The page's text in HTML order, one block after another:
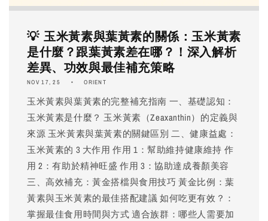
💡 玉米黃素與葉黃素的關係：玉米黃素
是什麼？跟葉黃素差在哪？！深入解析
差異、功效與最佳補充策略
NOV 17, 25 ORIENT
玉米黃素與葉黃素的完整補充指南 一、基礎認知：
玉米黃素是什麼？ 玉米黃素（Zeaxanthin）的定義與
來源 玉米黃素與葉黃素的關鍵區別 二、健康益處：
玉米黃素的 3 大作用 作用 1：幫助維持健康維持 作
用 2：有助於精神旺盛 作用 3：協助達成養顏美容
三、高效補充：黃金搭檔與食用技巧 黃金比例：葉
黃素與玉米黃素的最佳搭配建議 如何吃更有效？：
掌握最佳食用時間與方式 適合族群：哪些人需要加